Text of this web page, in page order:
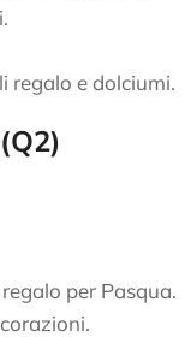
regalo e dolciumi.
per Pasqua.